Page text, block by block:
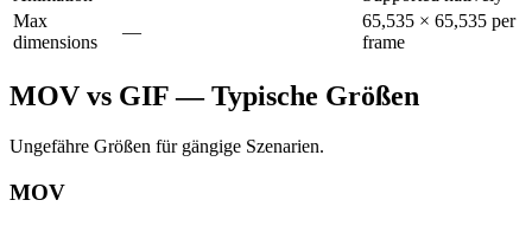
Max
dimensions
—
65,535 × 65,535 per
frame
MOV vs GIF — Typische Größen
Ungefähre Größen für gängige Szenarien.
MOV